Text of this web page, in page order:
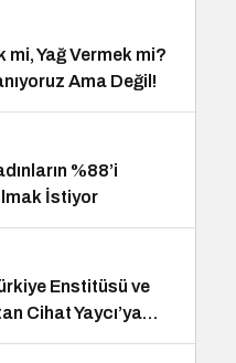
mi, Yağ Vermek mi?
Ama Değil!
%88’i
İstiyor
Enstitüsü ve
Cihat Yaycı’ya